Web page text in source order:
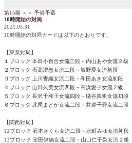
第15期 ＞＞ 予備予選
10時開始の対局
2021.05.31
10時開始の対局カードは以下のとおりです。
【東京対局】
１ブロック 本田小百合女流三段－内山あや女流２級
２ブロック 石高澄恵女流二段－飯野愛女流初段
３ブロック 上川香織女流二段－和田あき女流初段
４ブロック 山田久美女流四段－高浜愛子女流２級
５ブロック 長沢千和子女流四段－礒谷真帆女流初段
６ブロック 北尾まどか女流二段－井道千尋女流二段
【関西対局】
12ブロック 石本さくら女流二段－水町みゆ女流初段
13ブロック 室田伊緒女流二段－山口仁子梨女流２級